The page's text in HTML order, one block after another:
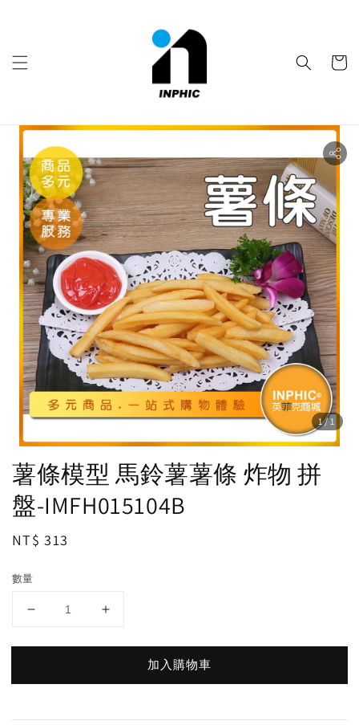
1/1
薯條模型 馬鈴薯薯條 炸物 拼
盤-IMFH015104B
Regular
NT$ 313
數量
加入購物車